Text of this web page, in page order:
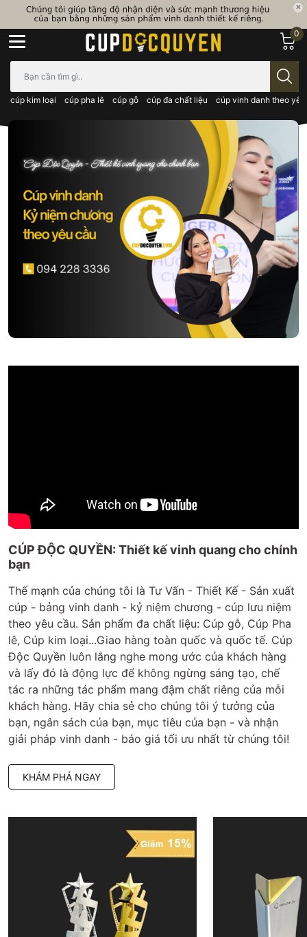
cúp kim loại cúp pha lê cúp gỗ cúp đa chất liệu cúp vinh danh theo
0
CÚP ĐỘC QUYỀN: Thiết kế vinh quang cho chính
bạn
Thế mạnh của chúng tôi là Tư Vấn - Thiết Kế - Sản xuất
cúp - bảng vinh danh - kỷ niệm chương - cúp lưu niệm
theo yêu cầu. Sản phẩm đa chất liệu: Cúp gỗ, Cúp Pha
lê, Cúp kim loại...Giao hàng toàn quốc và quốc tế. Cúp
Độc Quyền luôn lắng nghe mong ước của khách hàng
và lấy đó là động lực để không ngừng sáng tạo, chế
tác ra những tác phẩm mang đậm chất riêng của mỗi
khách hàng. Hãy chia sẻ cho chúng tôi ý tưởng của
bạn, ngân sách của bạn, mục tiêu của bạn - và nhận
giải pháp vinh danh - báo giá tối ưu nhất từ chúng tôi!
KHÁM PHÁ NGAY